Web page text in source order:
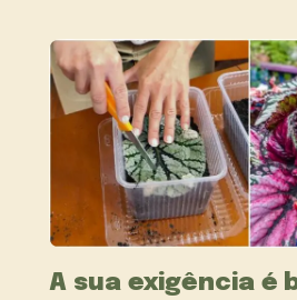
A sua exigência é